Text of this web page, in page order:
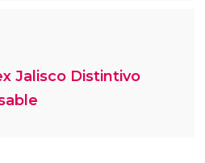
Jalisco Distintivo